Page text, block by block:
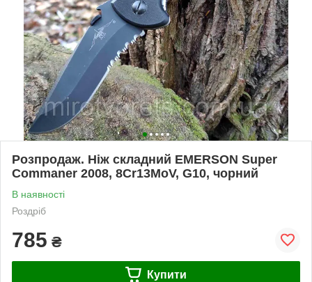
Розпродаж. Ніж складний EMERSON Super
Commaner 2008, 8Cr13MoV, G10, чорний
В наявності
Роздріб
785 ₴
Купити